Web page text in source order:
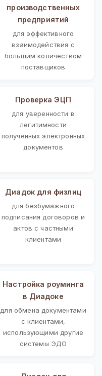
производственных
предприятий
для эффективного
взаимодействия с
большим количеством
поставщиков
Проверка ЭЦП
для уверенности в
легитимности
полученных электронных
документов
Диадок для физлиц
для безбумажного
подписания договоров и
актов с частными
клиентами
Настройка роуминга
в Диадоке
для обмена документами
с клиентами,
использующими другие
системы ЭДО